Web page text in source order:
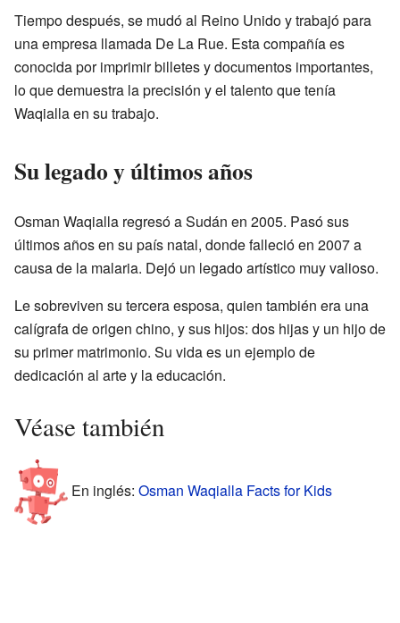
Tiempo después, se mudó al Reino Unido y trabajó para
una empresa llamada De La Rue. Esta compañía es
conocida por imprimir billetes y documentos importantes,
lo que demuestra la precisión y el talento que tenía
Waqialla en su trabajo.
Su legado y últimos años
Osman Waqialla regresó a Sudán en 2005. Pasó sus
últimos años en su país natal, donde falleció en 2007 a
causa de la malaria. Dejó un legado artístico muy valioso.
Le sobreviven su tercera esposa, quien también era una
calígrafa de origen chino, y sus hijos: dos hijas y un hijo de
su primer matrimonio. Su vida es un ejemplo de
dedicación al arte y la educación.
Véase también
En inglés: Osman Waqialla Facts for Kids